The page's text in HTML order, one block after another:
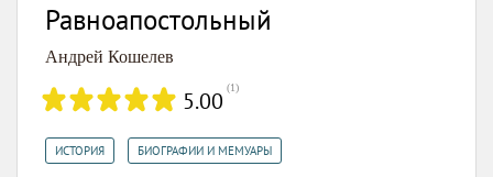
Равноапостольный
Андрей Кошелев
5.00 (1)
ИСТОРИЯ БИОГРАФИИ И МЕМУАРЫ